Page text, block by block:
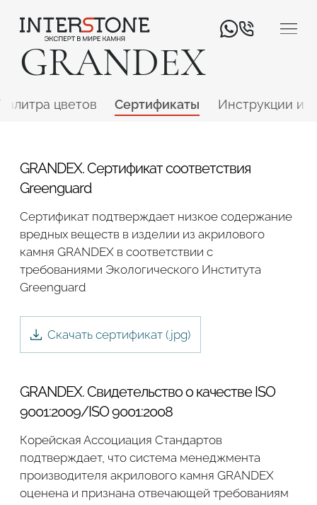
GRANDEX
цветов Сертификаты Инструкции и
GRANDEX. Сертификат соответствия
Greenguard
Сертификат подтверждает низкое содержание
вредных веществ в изделии из акрилового
камня GRANDEX в соответствии с
требованиями Экологического Института
Greenguard
Скачать сертификат (.jpg)
GRANDEX. Свидетельство о качестве ISO
9001:2009/ISO 9001:2008
Корейская Ассоциация Стандартов
подтверждает, что система менеджмента
производителя акрилового камня GRANDEX
оценена и признана отвечающей требованиям
Обработчик Дизайнер